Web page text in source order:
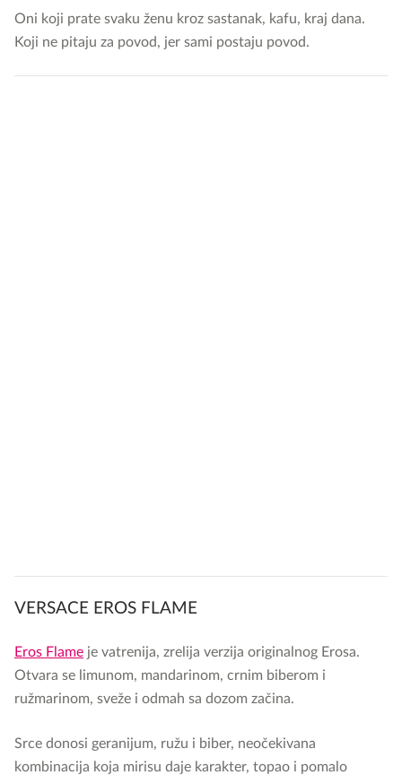
Oni koji prate svaku ženu kroz sastanak, kafu, kraj dana.
Koji ne pitaju za povod, jer sami postaju povod.
VERSACE EROS FLAME
Eros Flame je vatrenija, zrelija verzija originalnog Erosa.
Otvara se limunom, mandarinom, crnim biberom i
ružmarinom, sveže i odmah sa dozom začina.
Srce donosi geranijum, ružu i biber, neočekivana
kombinacija koja mirisu daje karakter, topao i pomalo